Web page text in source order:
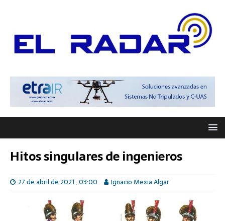
Hitos singulares de ingenieros
27 de abril de 2021 ; 03:00 Ignacio Mexia Algar